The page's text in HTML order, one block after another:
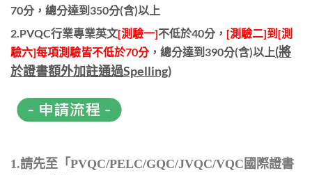
70分，總分達到350分(含)以上
2.PVQC行業專業英文[測驗一]不低於40分， [測驗二]到[測
驗六]每項測驗皆不低於70分，總分達到390分(含)以上(將
於證書額外加註通過Spelling)
1.請先至「PVQC/PELC/GQC/JVQC/VQC國際證書